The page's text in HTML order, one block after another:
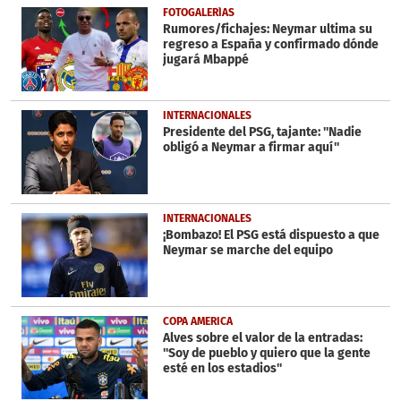
6
minutes,
5
seconds
FOTOGALERÍAS
Rumores/fichajes: Neymar ultima su
regreso a España y confirmado dónde
jugará Mbappé
INTERNACIONALES
Presidente del PSG, tajante: ''Nadie
obligó a Neymar a firmar aquí''
INTERNACIONALES
¡Bombazo! El PSG está dispuesto a que
Neymar se marche del equipo
COPA AMERICA
Alves sobre el valor de la entradas:
''Soy de pueblo y quiero que la gente
esté en los estadios''